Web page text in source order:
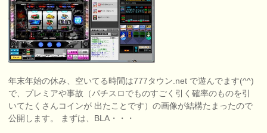
年末年始の休み、空いてる時間は777タウン.net で遊んでます(^^)
で、プレミアや事故（パチスロでものすごく引く確率のものを引
いてたくさんコインが 出たことです）の画像が結構たまったので
公開します。 まずは、BLA・・・